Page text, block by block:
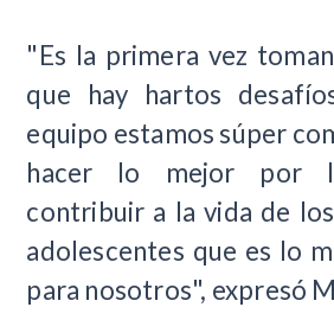
"Es la primera vez
que hay hartos
equipo estamos súper
hacer lo mejor por
contribuir a la vida de
adolescentes que es lo
para nosotros", expresó